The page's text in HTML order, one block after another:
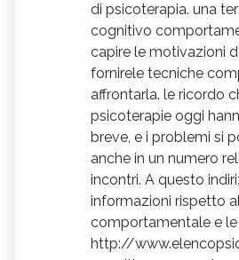
di psicoterapia. una
cognitivo
capire le motivazioni
fornirele tecniche
affrontarla. le ricordo
psicoterapie oggi
breve, e i problemi si
anche in un numero
incontri. A questo
informazioni rispetto
comportamentale e le
http://